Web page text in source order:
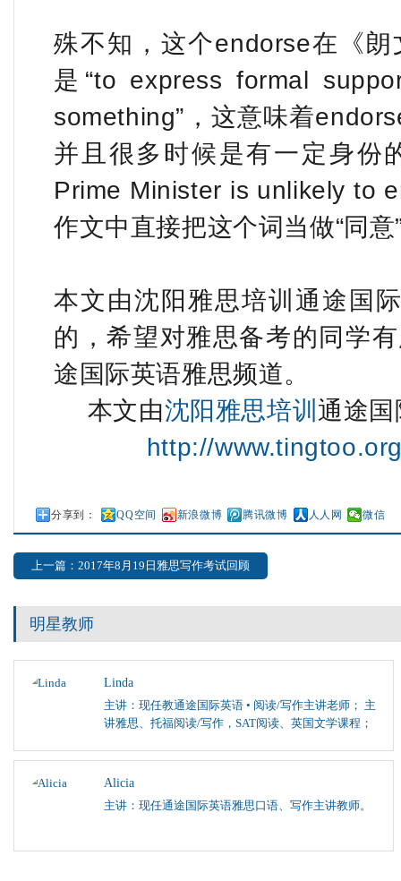
殊不知，这个endorse在《
是“to express formal
something”，这意味着
并且很多时候是有一定身份
Prime Minister is unlikely to
作文中直接把这个词当做“同
本文由沈阳雅思培训通途国
的，希望对雅思备考的同学
途国际英语雅思频道。
本文由沈阳雅思培训 通途
http://
分享到： QQ空间 新浪微博 腾讯微博 人人网 微信
上一篇：2017年8月19日雅思写作考试回顾
明星教师
Linda
主讲：现任教通途国际英语 • 阅读/写作主讲老师； 主
讲雅思、托福阅读/写作，SAT阅读、英国文学课程；
Alicia
主讲：现任通途国际英语雅思口语、写作主讲教师。